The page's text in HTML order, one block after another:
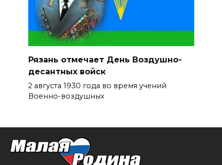
Рязань отмечает День Воздушно-
десантных войск
2 августа 1930 года во время учений
Военно-воздушных